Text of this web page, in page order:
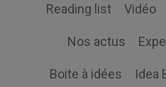
Reading list Vidéo
Nos actus
Boite à idées Idea